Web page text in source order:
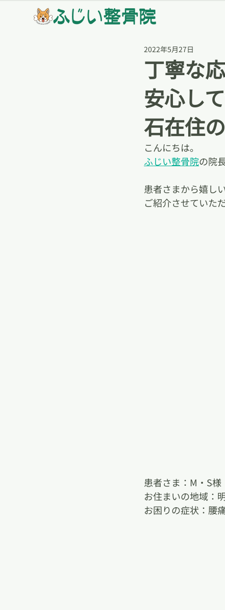
丁寧な
安心し
石在住
2022年5月27日
こんにちは。
ふじい整骨院の院
患者さまから嬉し
ご紹介させていた
患者さま：M・S
お住まいの地域：
お困りの症状：腰